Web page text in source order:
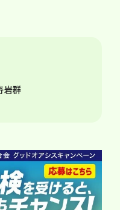
岩群